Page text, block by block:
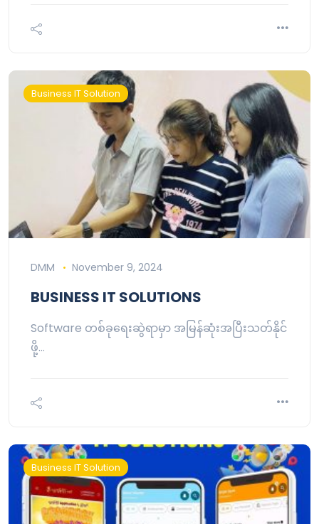
Business IT Solution
DMM November 9, 2024
BUSINESS IT SOLUTIONS
Software တစ်ခုရေးဆွဲရာမှာ အမြန်ဆုံးအပြီးသတ်နိုင်
ဖို့…
Business IT Solution